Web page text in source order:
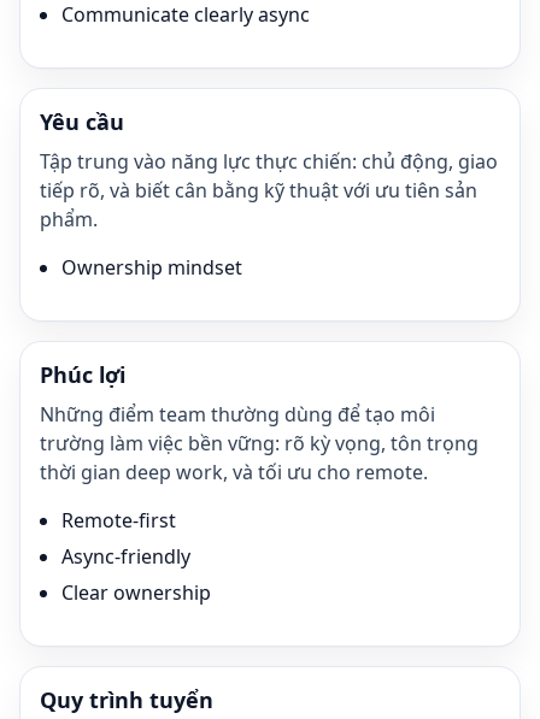
Communicate clearly async
Yêu cầu
Tập trung vào năng lực thực chiến: chủ động, giao
tiếp rõ, và biết cân bằng kỹ thuật với ưu tiên sản
phẩm.
Ownership mindset
Phúc lợi
Những điểm team thường dùng để tạo môi
trường làm việc bền vững: rõ kỳ vọng, tôn trọng
thời gian deep work, và tối ưu cho remote.
Remote-first
Async-friendly
Clear ownership
Quy trình tuyển